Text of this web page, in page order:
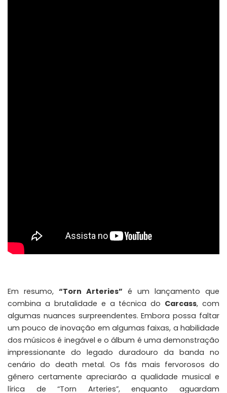
Em resumo, “Torn Arteries” é um lançamento que
combina a brutalidade e a técnica do Carcass, com
algumas nuances surpreendentes. Embora possa faltar
um pouco de inovação em algumas faixas, a habilidade
dos músicos é inegável e o álbum é uma demonstração
impressionante do legado duradouro da banda no
cenário do death metal. Os fãs mais fervorosos do
gênero certamente apreciarão a qualidade musical e
lírica de “Torn Arteries”, enquanto aguardam